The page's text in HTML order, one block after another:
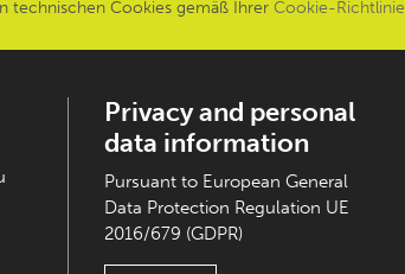
technischen Cookies gemäß Ihrer Cookie-Richtlinie
Privacy and personal
data information
Pursuant to European General
Data Protection Regulation UE
2016/679 (GDPR)